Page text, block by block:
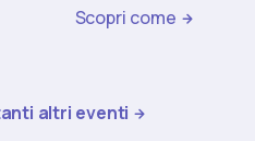
Scopri come
altri eventi